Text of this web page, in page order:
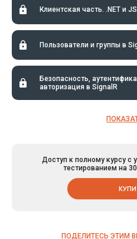
Клиентская часть. .NET и
Пользователи и группы в
Безопасность,
авторизация в SignalR
ПОДЕЛИТЕСЬ ЭТИМ
Доступ к полному курсу
тестированием на